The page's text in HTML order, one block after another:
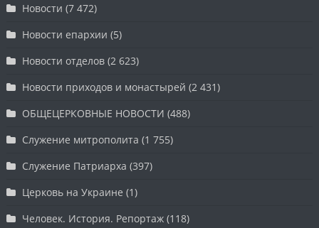
Новости (7 472)
Новости епархии (5)
Новости отделов (2 623)
Новости приходов и монастырей (2 431)
ОБЩЕЦЕРКОВНЫЕ НОВОСТИ (488)
Служение митрополита (1 755)
Служение Патриарха (397)
Церковь на Украине (1)
Человек. История. Репортаж (118)